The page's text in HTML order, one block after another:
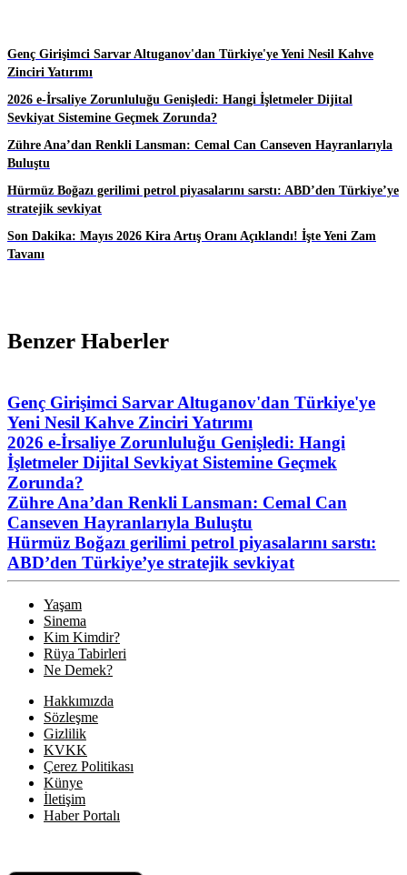
Genç Girişimci Sarvar Altuganov'dan Türkiye'ye Yeni Nesil Kahve
Zinciri Yatırımı
2026 e-İrsaliye Zorunluluğu Genişledi: Hangi İşletmeler Dijital
Sevkiyat Sistemine Geçmek Zorunda?
Zühre Ana’dan Renkli Lansman: Cemal Can Canseven Hayranlarıyla
Buluştu
Hürmüz Boğazı gerilimi petrol piyasalarını sarstı: ABD’den Türkiye’ye
stratejik sevkiyat
Son Dakika: Mayıs 2026 Kira Artış Oranı Açıklandı! İşte Yeni Zam
Tavanı
Benzer Haberler
Genç Girişimci Sarvar Altuganov'dan Türkiye'ye
Yeni Nesil Kahve Zinciri Yatırımı
2026 e-İrsaliye Zorunluluğu Genişledi: Hangi
İşletmeler Dijital Sevkiyat Sistemine Geçmek
Zorunda?
Zühre Ana’dan Renkli Lansman: Cemal Can
Canseven Hayranlarıyla Buluştu
Hürmüz Boğazı gerilimi petrol piyasalarını sarstı:
ABD’den Türkiye’ye stratejik sevkiyat
Yaşam
Sinema
Kim Kimdir?
Rüya Tabirleri
Ne Demek?
Hakkımızda
Sözleşme
Gizlilik
KVKK
Çerez Politikası
Künye
İletişim
Haber Portalı